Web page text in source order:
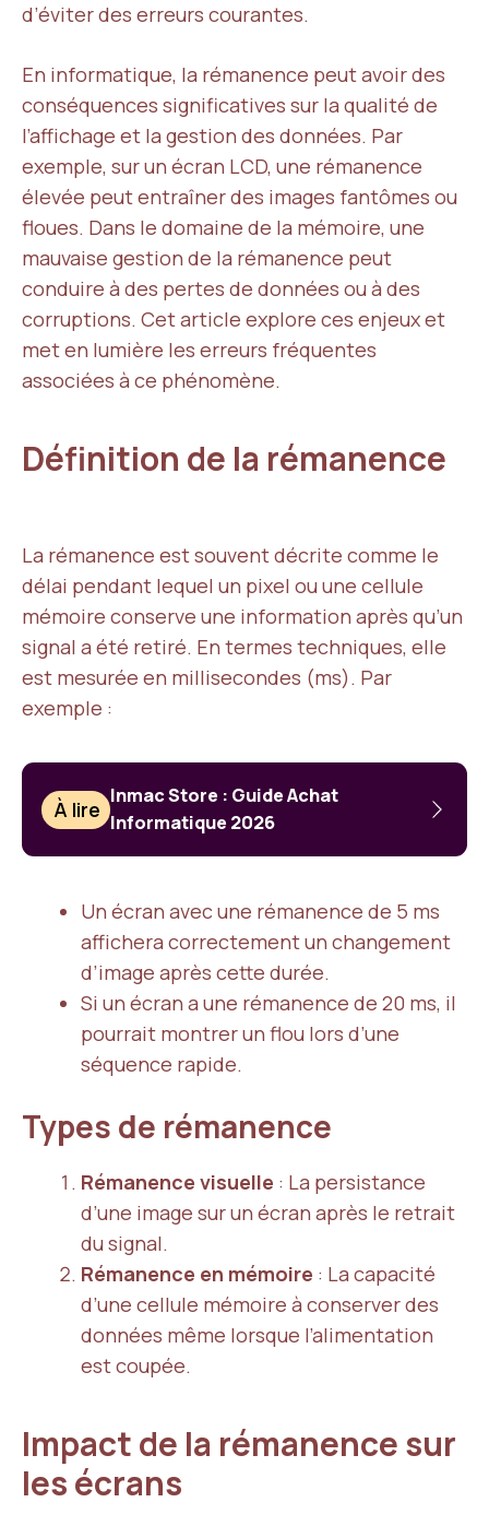
d’éviter des erreurs courantes.
En informatique, la rémanence peut avoir des
conséquences significatives sur la qualité de
l’affichage et la gestion des données. Par
exemple, sur un écran LCD, une rémanence
élevée peut entraîner des images fantômes ou
floues. Dans le domaine de la mémoire, une
mauvaise gestion de la rémanence peut
conduire à des pertes de données ou à des
corruptions. Cet article explore ces enjeux et
met en lumière les erreurs fréquentes
associées à ce phénomène.
Définition de la rémanence
La rémanence est souvent décrite comme le
délai pendant lequel un pixel ou une cellule
mémoire conserve une information après qu’un
signal a été retiré. En termes techniques, elle
est mesurée en millisecondes (ms). Par
exemple :
À lire
Inmac Store : Guide Achat
Informatique 2026
Un écran avec une rémanence de 5 ms
affichera correctement un changement
d’image après cette durée.
Si un écran a une rémanence de 20 ms, il
pourrait montrer un flou lors d’une
séquence rapide.
Types de rémanence
Rémanence visuelle : La persistance
d’une image sur un écran après le retrait
du signal.
Rémanence en mémoire : La capacité
d’une cellule mémoire à conserver des
données même lorsque l’alimentation
est coupée.
Impact de la rémanence sur
les écrans